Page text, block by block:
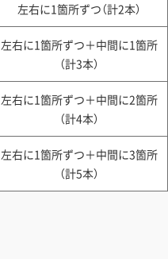
左右に1箇所ずつ（計2本）
左右に1箇所ずつ＋中間に1箇所
（計3本）
左右に1箇所ずつ＋中間に2箇所
（計4本）
左右に1箇所ずつ＋中間に3箇所
（計5本）